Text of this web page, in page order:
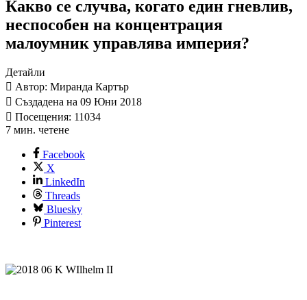
Какво се случва, когато един гневлив,
неспособен на концентрация
малоумник управлява империя?
Детайли
Автор: Миранда Картър
Създадена на 09 Юни 2018
Посещения: 11034
7 мин. четене
Facebook
X
LinkedIn
Threads
Bluesky
Pinterest